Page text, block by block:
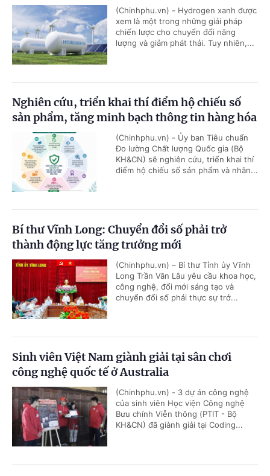
(Chinhphu.vn) - Hydrogen xanh được
xem là một trong những giải pháp
chiến lược cho chuyển đổi năng
lượng và giảm phát thải. Tuy nhiên,...
Nghiên cứu, triển khai thí điểm hộ chiếu số
sản phẩm, tăng minh bạch thông tin hàng hóa
(Chinhphu.vn) - Ủy ban Tiêu chuẩn
Đo lường Chất lượng Quốc gia (Bộ
KH&CN) sẽ nghiên cứu, triển khai thí
điểm hộ chiếu số sản phẩm và nhãn...
Bí thư Vĩnh Long: Chuyển đổi số phải trở
thành động lực tăng trưởng mới
(Chinhphu.vn) – Bí thư Tỉnh ủy Vĩnh
Long Trần Văn Lâu yêu cầu khoa học,
công nghệ, đổi mới sáng tạo và
chuyển đổi số phải thực sự trở...
Sinh viên Việt Nam giành giải tại sân chơi
công nghệ quốc tế ở Australia
(Chinhphu.vn) - 3 dự án công nghệ
của sinh viên Học viện Công nghệ
Bưu chính Viễn thông (PTIT - Bộ
KH&CN) đã giành giải tại Coding...